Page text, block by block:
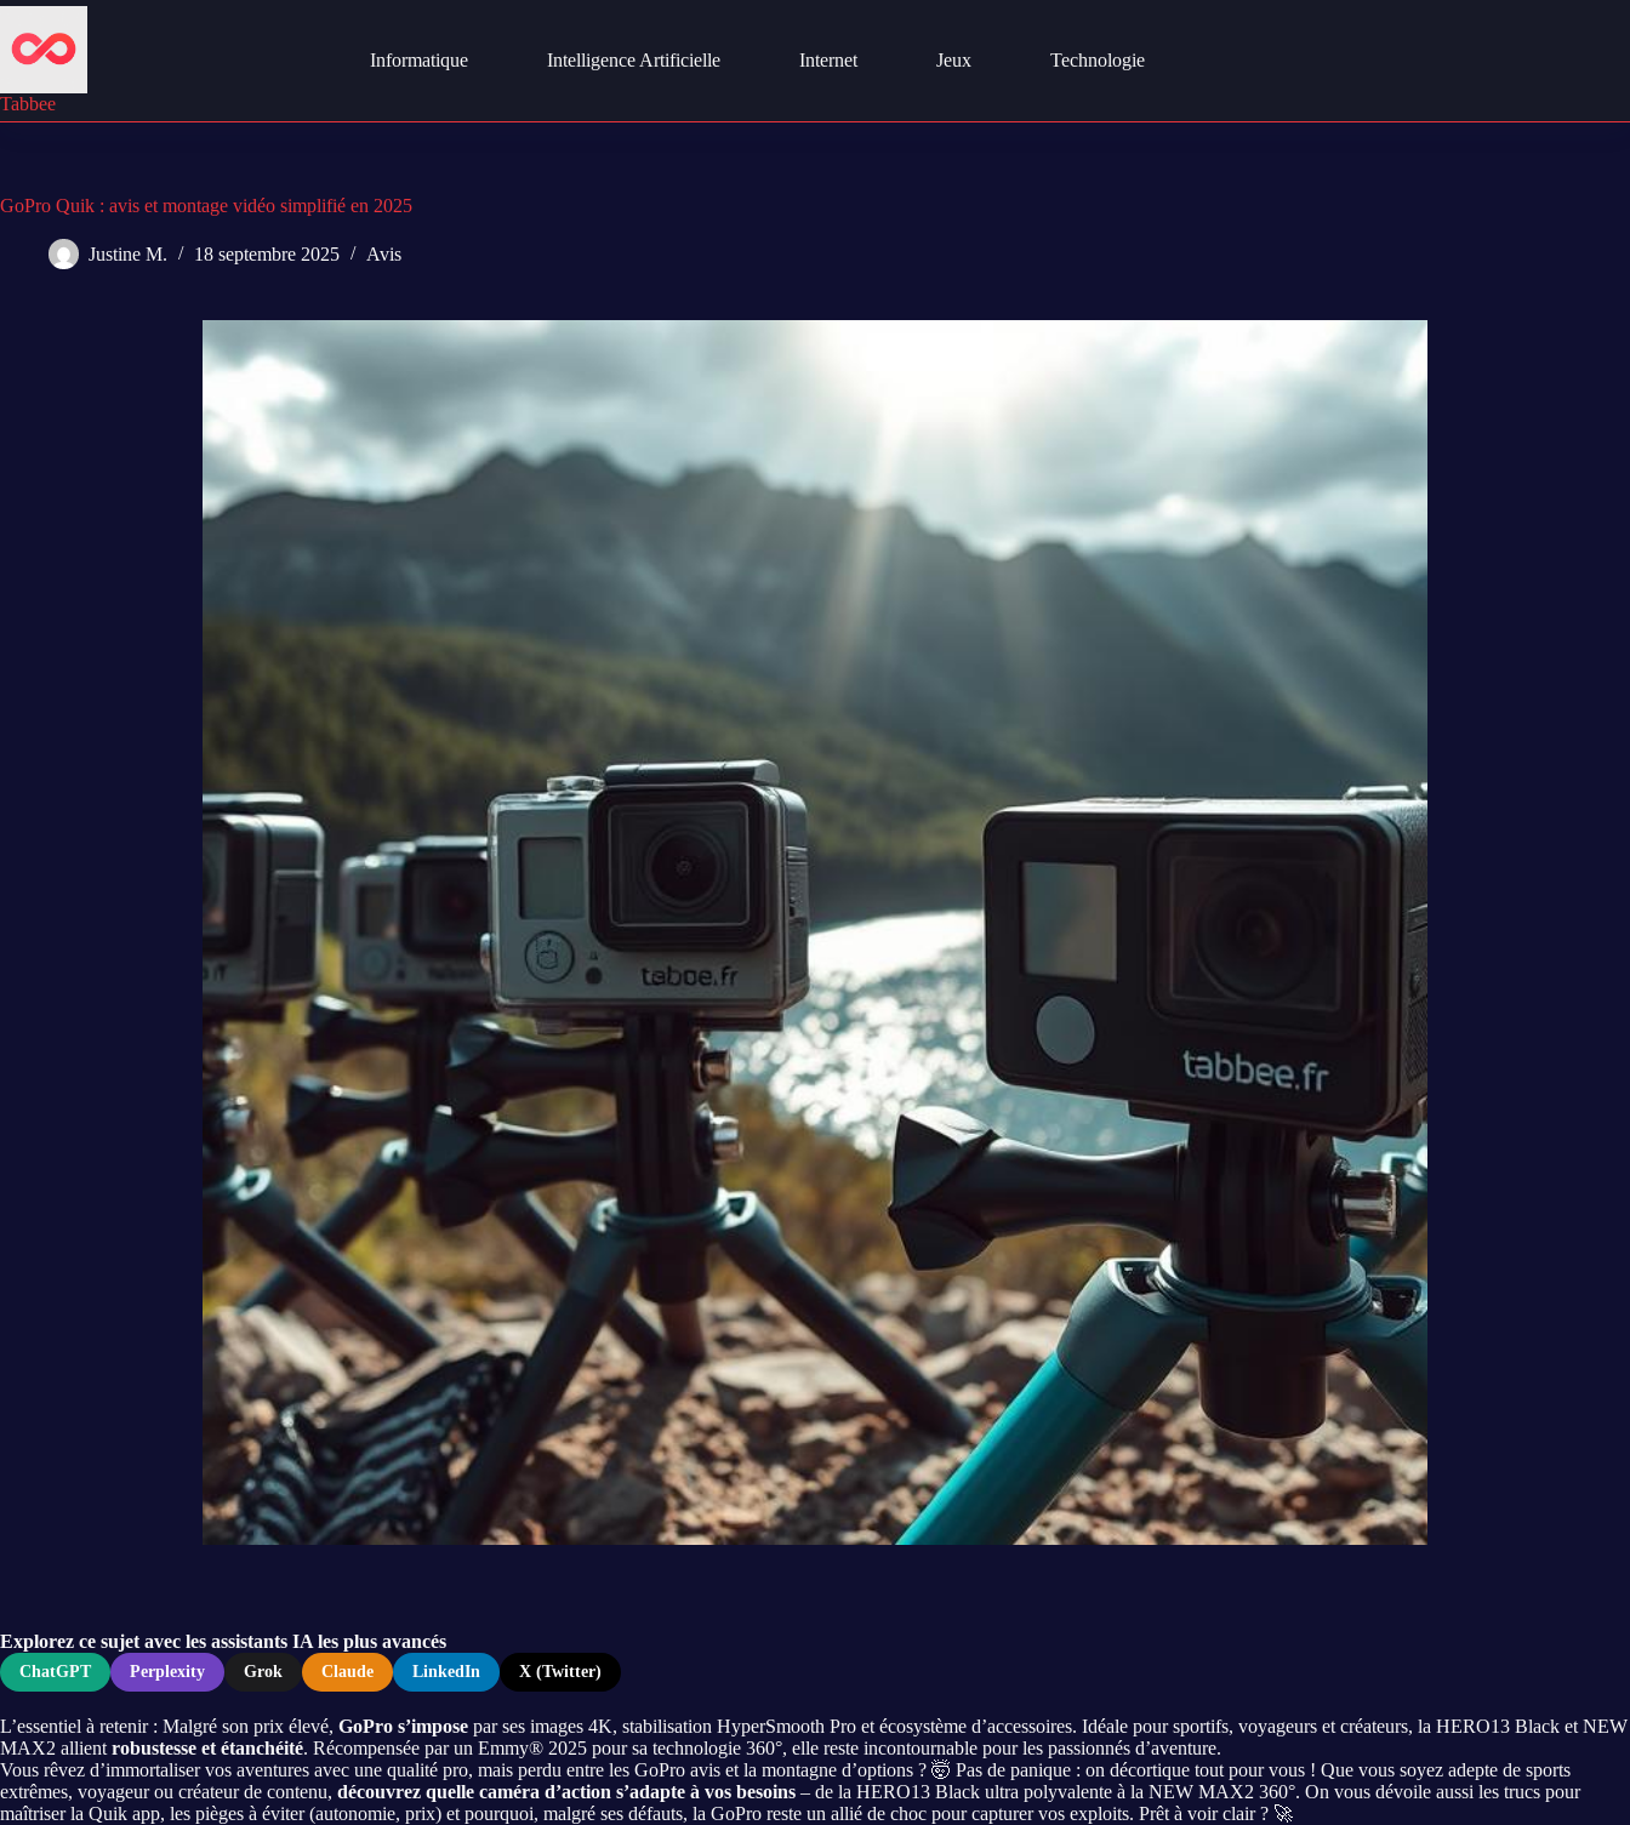
Passer
contenu
Tabbee
Informatique Intelligence Artificielle Internet Jeux Technologie
GoPro Quik : avis et montage vidéo simplifié en 2025
Justine M. 18 septembre 2025 Avis
Explorez ce sujet avec les assistants IA les plus avancés
ChatGPT Perplexity Grok Claude LinkedIn X (Twitter)
L’essentiel à retenir : Malgré son prix élevé, GoPro s’impose par ses images 4K, stabilisation HyperSmooth Pro et écosystème d’accessoires. Idéale pour sportifs, voyageurs et créateurs, la HERO13 Black et NEW
MAX2 allient robustesse et étanchéité. Récompensée par un Emmy® 2025 pour sa technologie 360°, elle reste incontournable pour les passionnés d’aventure.
Vous rêvez d’immortaliser vos aventures avec une qualité pro, mais perdu entre les GoPro avis et la montagne d’options ? 🤯 Pas de panique : on décortique tout pour vous ! Que vous soyez adepte de sports
extrêmes, voyageur ou créateur de contenu, découvrez quelle caméra d’action s’adapte à vos besoins – de la HERO13 Black ultra polyvalente à la NEW MAX2 360°. On vous dévoile aussi les trucs pour
maîtriser la Quik app, les pièges à éviter (autonomie, prix) et pourquoi, malgré ses défauts, la GoPro reste un allié de choc pour capturer vos exploits. Prêt à voir clair ? 🚀